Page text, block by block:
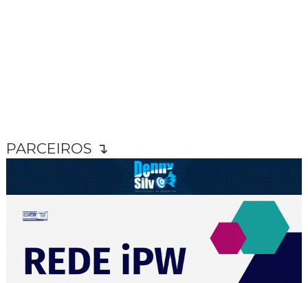
PARCEIROS ↴